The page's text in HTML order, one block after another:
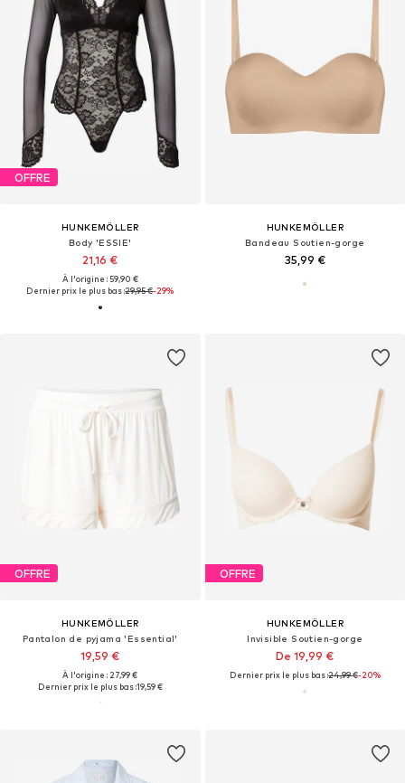
OFFRE
HUNKEMÖLLER
Body 'ESSIE'
21,16 €
À l'origine : 59,90 €
Dernier prix le plus bas :29,95 €-29%
HUNKEMÖLLER
Bandeau Soutien-gorge
35,99 €
OFFRE
HUNKEMÖLLER
Pantalon de pyjama 'Essential'
19,59 €
À l'origine : 27,99 €
Dernier prix le plus bas :19,59 €
OFFRE
HUNKEMÖLLER
Invisible Soutien-gorge
De 19,99 €
Dernier prix le plus bas :24,99 €-20%